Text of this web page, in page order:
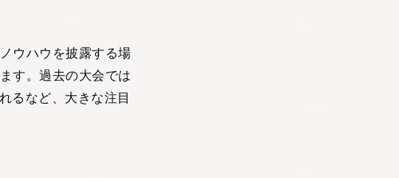
ウハウを披露する場
す。過去の大会では
るなど、大きな注目